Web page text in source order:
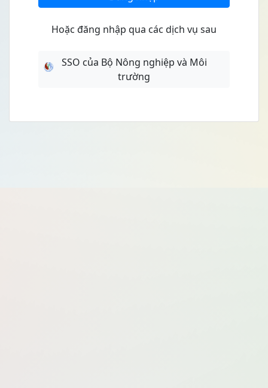
Hoặc đăng nhập qua các dịch vụ sau
SSO của Bộ Nông nghiệp và Môi
trường